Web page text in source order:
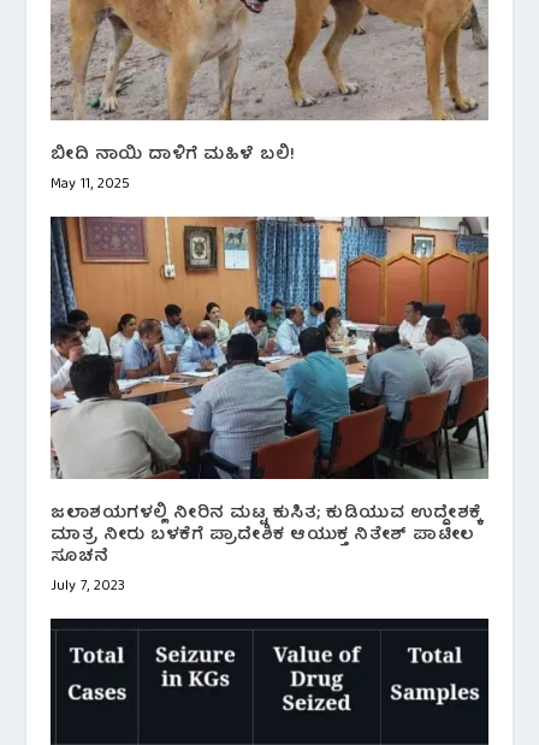
ಬೀದಿ ನಾಯಿ ದಾಳಿಗೆ ಮಹಿಳೆ ಬಲಿ!
May 11, 2025
ಜಲಾಶಯಗಳಲ್ಲಿ ನೀರಿನ ಮಟ್ಟ ಕುಸಿತ; ಕುಡಿಯುವ ಉದ್ದೇಶಕ್ಕೆ
ಮಾತ್ರ ನೀರು ಬಳಕೆಗೆ ಪ್ರಾದೇಶಿಕ ಆಯುಕ್ತ ನಿತೇಶ್ ಪಾಟೀಲ
ಸೂಚನೆ
July 7, 2023